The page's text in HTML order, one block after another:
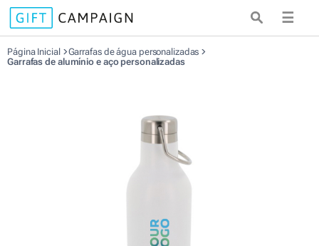
☰
Página Inicial
Garrafas de água personalizadas
Garrafas de alumínio e aço personalizadas